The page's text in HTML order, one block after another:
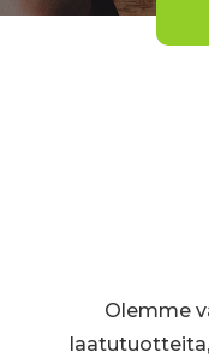
Olemme